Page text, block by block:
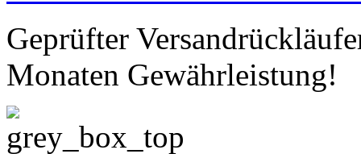
Geprüfter
Monaten Gewährleistung!